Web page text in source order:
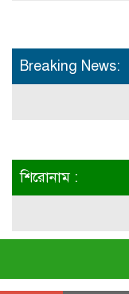
Breaking News:
শিরোনাম :